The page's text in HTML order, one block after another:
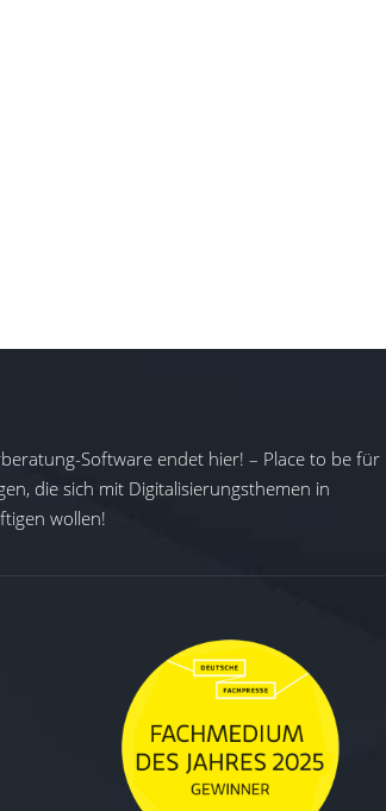
Software endet hier! – Place to be für
die sich mit Digitalisierungsthemen in
wollen!